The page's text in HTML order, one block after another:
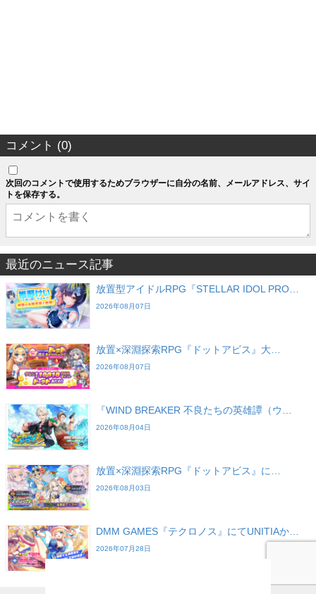
コメント (0)
次回のコメントで使用するためブラウザーに自分の名前、メールアドレス、サイ
トを保存する。
最近のニュース記事
放置型アイドルRPG『STELLAR IDOL PRO…
2026年08月07日
放置×深淵探索RPG『ドットアビス』大…
2026年08月07日
『WIND BREAKER 不良たちの英雄譚（ウ…
2026年08月04日
放置×深淵探索RPG『ドットアビス』に…
2026年08月03日
DMM GAMES『テクロノス』にてUNITIAか…
2026年07月28日